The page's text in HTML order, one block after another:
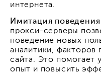
интернета.
Имитация поведения
прокси-серверы
поведение новых
аналитики, факторов
сайта. Это помогает
опыт и повысить